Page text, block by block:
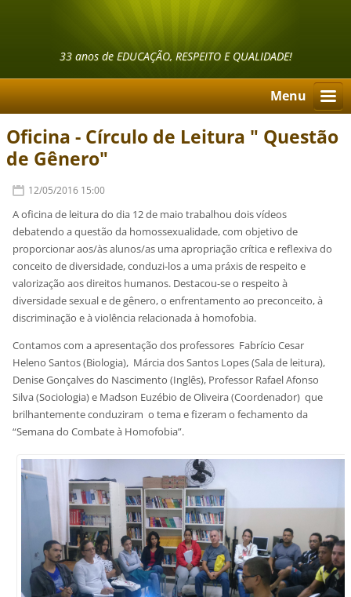
33 anos de EDUCAÇÃO, RESPEITO E QUALIDADE!
Menu
Oficina - Círculo de Leitura " Questão
de Gênero"
12/05/2016 15:00
A oficina de leitura do dia 12 de maio trabalhou dois vídeos
debatendo a questão da homossexualidade, com objetivo de
proporcionar aos/às alunos/as uma apropriação crítica e reflexiva do
conceito de diversidade, conduzi-los a uma práxis de respeito e
valorização aos direitos humanos. Destacou-se o respeito à
diversidade sexual e de gênero, o enfrentamento ao preconceito, à
discriminação e à violência relacionada à homofobia.
Contamos com a apresentação dos professores Fabrício Cesar
Heleno Santos (Biologia), Márcia dos Santos Lopes (Sala de leitura),
Denise Gonçalves do Nascimento (Inglês), Professor Rafael Afonso
Silva (Sociologia) e Madson Euzébio de Oliveira (Coordenador) que
brilhantemente conduziram o tema e fizeram o fechamento da
“Semana do Combate à Homofobia”.